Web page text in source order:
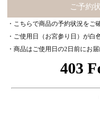
ご予約
・こちらで商品の予約状況をご
・ご使用日（お宮参り日）が白
・商品はご使用日の2日前にお届